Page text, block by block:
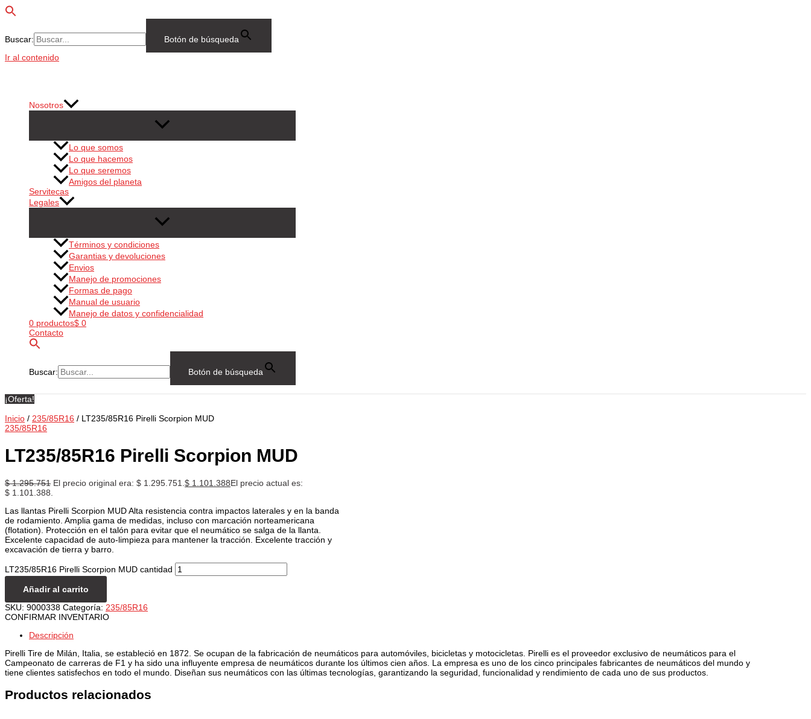
Buscar:
Botón de búsqueda
Ir al contenido
Nosotros
Lo que somos
Lo que hacemos
Lo que seremos
Amigos del planeta
Servitecas
Legales
Términos y condiciones
Garantias y devoluciones
Envios
Manejo de promociones
Formas de pago
Manual de usuario
Manejo de datos y confidencialidad
0 productos$ 0
Contacto
Buscar: Botón de búsqueda
¡Oferta!
Inicio / 235/85R16 / LT235/85R16 Pirelli Scorpion MUD
235/85R16
LT235/85R16 Pirelli Scorpion MUD
$1.295.751 El precio original era: $ 1.295.751. $ 1.101.388El precio actual es:
$ 1.101.388.
Las llantas Pirelli Scorpion MUD Alta resistencia contra impactos laterales y en la banda
de rodamiento. Amplia gama de medidas, incluso con marcación norteamericana
(flotation). Protección en el talón para evitar que el neumático se salga de la llanta.
Excelente capacidad de auto-limpieza para mantener la tracción. Excelente tracción y
excavación de tierra y barro.
LT235/85R16 Pirelli Scorpion MUD cantidad
Añadir al carrito
SKU: 9000338 Categoría: 235/85R16
CONFIRMAR INVENTARIO
Descripción
Pirelli Tire de Milán, Italia, se estableció en 1872. Se ocupan de la fabricación de neumáticos para automóviles, bicicletas y motocicletas. Pirelli es el proveedor exclusivo de neumáticos para el
Campeonato de carreras de F1 y ha sido una influyente empresa de neumáticos durante los últimos cien años. La empresa es uno de los cinco principales fabricantes de neumáticos del mundo y
tiene clientes satisfechos en todo el mundo. Diseñan sus neumáticos con las últimas tecnologías, garantizando la seguridad, funcionalidad y rendimiento de cada uno de sus productos.
Productos relacionados